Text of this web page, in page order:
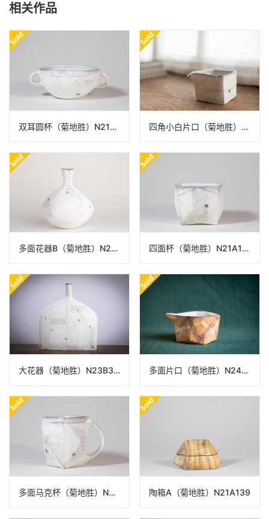
相关作品
双耳圆杯（菊地胜）N21A146 四角小白片口（菊地胜）N22A292
多面花器B（菊地胜）N22A298 四面杯（菊地胜）N21A141
大花器（菊地胜）N23B395 多面片口（菊地胜）N24B423
多面马克杯（菊地胜）N21A140 陶箱A（菊地胜）N21A139